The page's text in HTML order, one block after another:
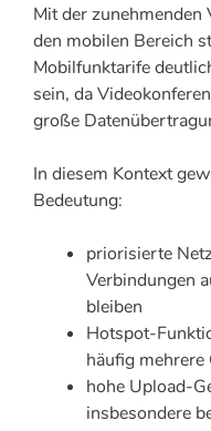
Mit der
den mobilen Bereich
Mobilfunktarife
sein, da
große
In diesem Kontext
Bedeutung:
priorisierte
Verbindungen
bleiben
Hotspot-
häufig mehrere
hohe Upload-
insbesondere